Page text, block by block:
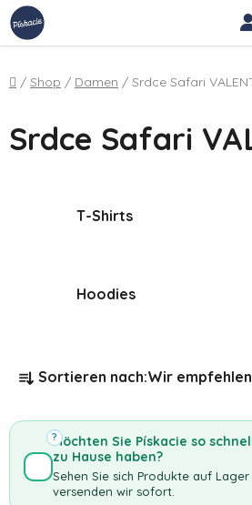
Zum Inhalt springen
Startseite
/ Shop / Damen / Srdce Safari
Srdce Safari
T-Shirts
Hoodies
Sortieren nach:Wir empfehlen
Möchten Sie Pískacie so
zu Hause haben?
Sehen Sie sich Produkte auf
versenden wir sofort.
?